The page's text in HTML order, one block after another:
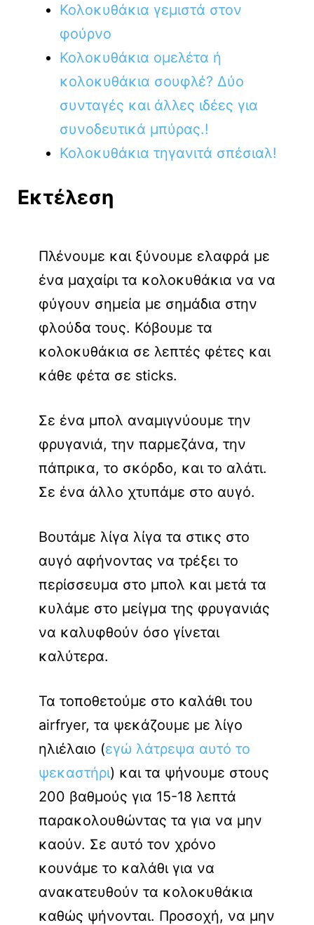
Κολοκυθάκια γεμιστά στον
φούρνο
Κολοκυθάκια ομελέτα ή
κολοκυθάκια σουφλέ? Δύο
συνταγές και άλλες ιδέες για
συνοδευτικά μπύρας.!
Κολοκυθάκια τηγανιτά σπέσιαλ!
Εκτέλεση
Πλένουμε και ξύνουμε ελαφρά με
ένα μαχαίρι τα κολοκυθάκια να να
φύγουν σημεία με σημάδια στην
φλούδα τους. Κόβουμε τα
κολοκυθάκια σε λεπτές φέτες και
κάθε φέτα σε sticks.
Σε ένα μπολ αναμιγνύουμε την
φρυγανιά, την παρμεζάνα, την
πάπρικα, το σκόρδο, και το αλάτι.
Σε ένα άλλο χτυπάμε στο αυγό.
Βουτάμε λίγα λίγα τα στικς στο
αυγό αφήνοντας να τρέξει το
περίσσευμα στο μπολ και μετά τα
κυλάμε στο μείγμα της φρυγανιάς
να καλυφθούν όσο γίνεται
καλύτερα.
Τα τοποθετούμε στο καλάθι του
airfryer, τα ψεκάζουμε με λίγο
ηλιέλαιο (εγώ λάτρεψα αυτό το
ψεκαστήρι) και τα ψήνουμε στους
200 βαθμούς για 15-18 λεπτά
παρακολουθώντας τα για να μην
καούν. Σε αυτό τον χρόνο
κουνάμε το καλάθι για να
ανακατευθούν τα κολοκυθάκια
καθώς ψήνονται. Προσοχή, να μην